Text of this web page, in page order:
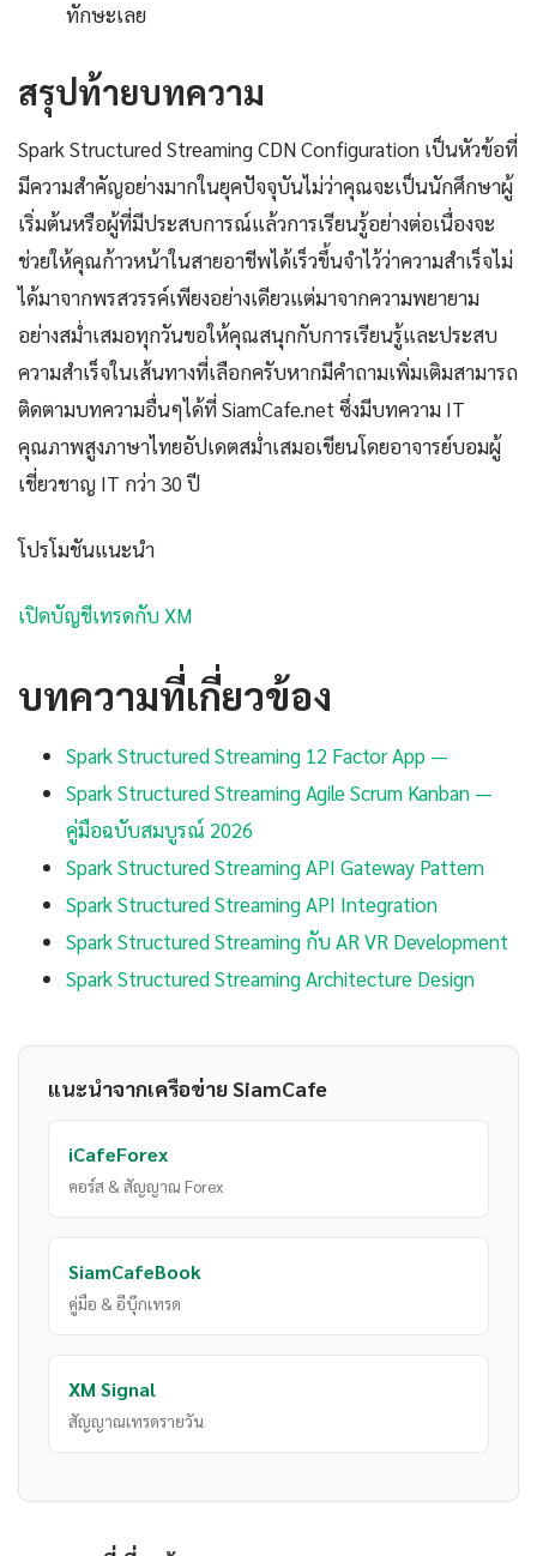
ทักษะเลย
สรุปท้ายบทความ
Spark Structured Streaming CDN Configuration เป็นหัวข้อที่
มีความสำคัญอย่างมากในยุคปัจจุบันไม่ว่าคุณจะเป็นนักศึกษาผู้
เริ่มต้นหรือผู้ที่มีประสบการณ์แล้วการเรียนรู้อย่างต่อเนื่องจะ
ช่วยให้คุณก้าวหน้าในสายอาชีพได้เร็วขึ้นจำไว้ว่าความสำเร็จไม่
ได้มาจากพรสวรรค์เพียงอย่างเดียวแต่มาจากความพยายาม
อย่างสม่ำเสมอทุกวันขอให้คุณสนุกกับการเรียนรู้และประสบ
ความสำเร็จในเส้นทางที่เลือกครับหากมีคำถามเพิ่มเติมสามารถ
ติดตามบทความอื่นๆได้ที่ SiamCafe.net ซึ่งมีบทความ IT
คุณภาพสูงภาษาไทยอัปเดตสม่ำเสมอเขียนโดยอาจารย์บอมผู้
เชี่ยวชาญ IT กว่า 30 ปี
โปรโมชันแนะนำ
เปิดบัญชีเทรดกับ XM
บทความที่เกี่ยวข้อง
Spark Structured Streaming 12 Factor App —
Spark Structured Streaming Agile Scrum Kanban —
คู่มือฉบับสมบูรณ์ 2026
Spark Structured Streaming API Gateway Pattern
Spark Structured Streaming API Integration
Spark Structured Streaming กับ AR VR Development
Spark Structured Streaming Architecture Design
แนะนำจากเครือข่าย SiamCafe
iCafeForex
คอร์ส & สัญญาณ Forex
SiamCafeBook
คู่มือ & อีบุ๊กเทรด
XM Signal
สัญญาณเทรดรายวัน